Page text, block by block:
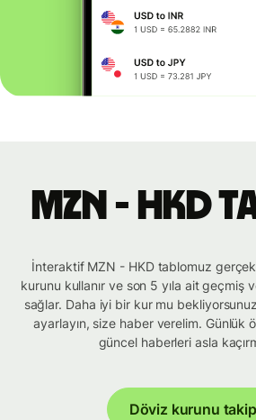
MZN - HKD
İnteraktif MZN - HKD tablomuz
kurunu kullanır ve son 5 yıla ait geçmiş
sağlar. Daha iyi bir kur mu
ayarlayın, size haber verelim. Günlük
güncel haberleri asla
Döviz kurunu